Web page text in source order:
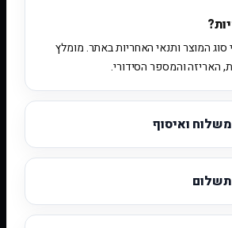
המוצר ותנאי האחריות באתר. מומלץ
האריזה והמספר הסידורי.
ואיסוף